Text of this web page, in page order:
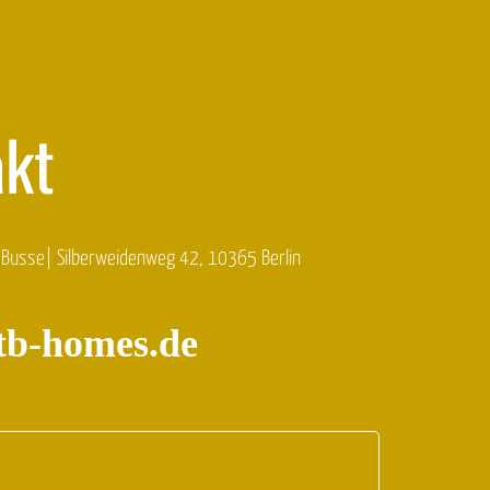
Busse| Silberweidenweg 42, 10365 Berlin
homes.de